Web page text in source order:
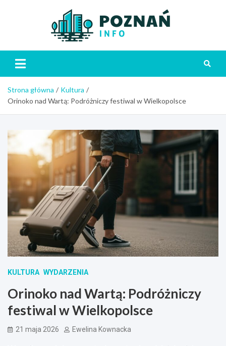
Strona główna
Kultura
Orinoko nad Wartą: Podróżniczy festiwal w Wielkopolsce
KULTURA WYDARZENIA
Orinoko nad Wartą: Podróżniczy
festiwal w Wielkopolsce
21 maja 2026 Ewelina Kownacka